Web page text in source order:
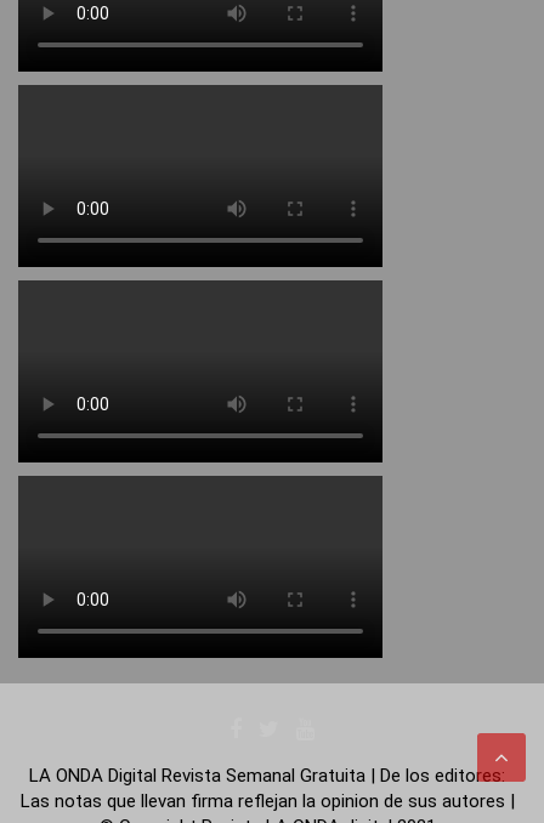
LA ONDA Digital Revista Semanal Gratuita | De los editores:
Las notas que llevan firma reflejan la opinion de sus autores |